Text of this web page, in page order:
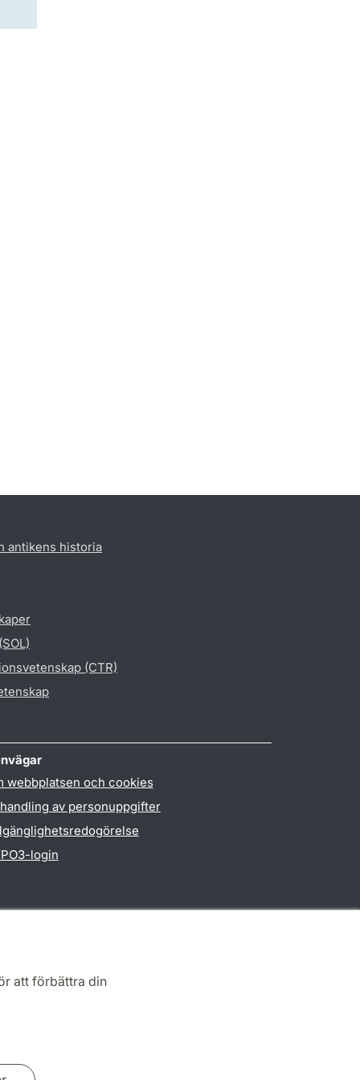
att förbättra din
antikens historia
(CTR)
webbplatsen och cookies
av personuppgifter
login